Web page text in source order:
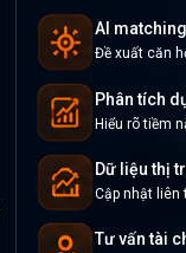
AI
Đề xuất căn
Phân tích
Hiểu rõ tiềm
Dữ liệu thị
Cập nhật
Tư vấn tài